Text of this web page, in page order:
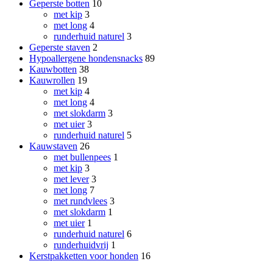
Geperste botten 10
met kip 3
met long 4
runderhuid naturel 3
Geperste staven 2
Hypoallergene hondensnacks 89
Kauwbotten 38
Kauwrollen 19
met kip 4
met long 4
met slokdarm 3
met uier 3
runderhuid naturel 5
Kauwstaven 26
met bullenpees 1
met kip 3
met lever 3
met long 7
met rundvlees 3
met slokdarm 1
met uier 1
runderhuid naturel 6
runderhuidvrij 1
Kerstpakketten voor honden 16